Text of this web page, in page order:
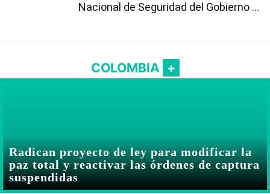
Nacional de Seguridad del Gobierno de
COLOMBIA
Radican proyecto de ley para modificar la
paz total y reactivar las órdenes de captura
suspendidas